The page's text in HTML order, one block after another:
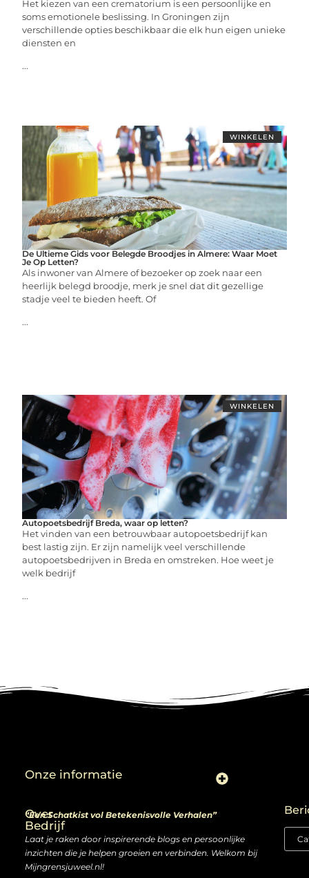
Het kiezen van een crematorium is een persoonlijke en
soms emotionele beslissing. In Groningen zijn
verschillende opties beschikbaar die elk hun eigen unieke
diensten en
...
WINKELEN
De Ultieme Gids voor Belegde Broodjes in Almere: Waar Moet
Je Op Letten?
Als inwoner van Almere of bezoeker op zoek naar een
heerlijk belegd broodje, merk je snel dat dit gezellige
stadje veel te bieden heeft. Of
...
WINKELEN
Autopoetsbedrijf Breda, waar op letten?
Het vinden van een betrouwbaar autopoetsbedrijf kan
best lastig zijn. Er zijn namelijk veel verschillende
autopoetsbedrijven in Breda en omstreken. Hoe weet je
welk bedrijf
...
Over
Bedrijf
“Een Schatkist vol Betekenisvolle Verhalen”
Laat je raken door inspirerende blogs en persoonlijke
inzichten die je helpen groeien en verbinden. Welkom bij
Mijngrensjuweel.nl!
Onze informatie